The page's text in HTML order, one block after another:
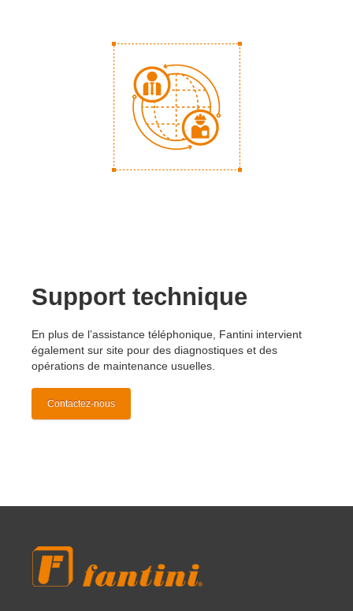
Support technique
En plus de l’assistance téléphonique, Fantini intervient
également sur site pour des diagnostiques et des
opérations de maintenance usuelles.
Contactez-nous